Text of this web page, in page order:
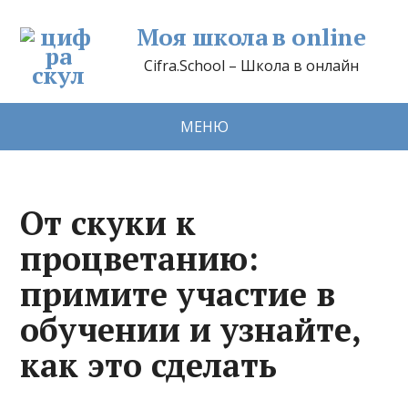
Моя школа в online
Cifra.School – Школа в онлайн
МЕНЮ
От скуки к
процветанию:
примите участие в
обучении и узнайте,
как это сделать